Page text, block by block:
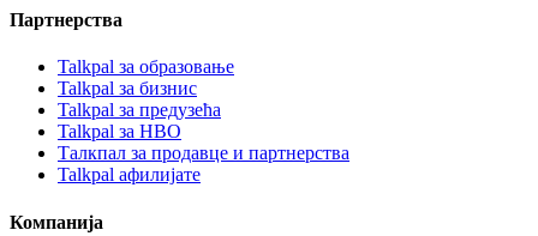
Партнерства
Talkpal за образовање
Talkpal за бизнис
Talkpal за предузећа
Talkpal за НВО
Талкпал за продавце и партнерства
Talkpal афилијате
Компанија